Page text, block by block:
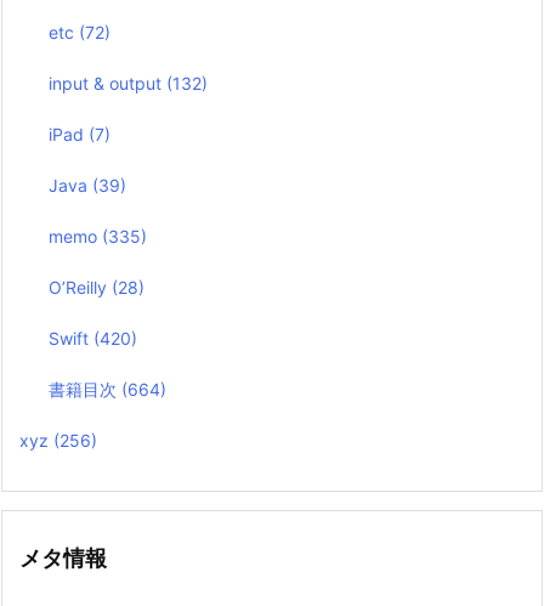
etc (72)
input & output (132)
iPad (7)
Java (39)
memo (335)
O’Reilly (28)
Swift (420)
書籍目次 (664)
xyz (256)
メタ情報